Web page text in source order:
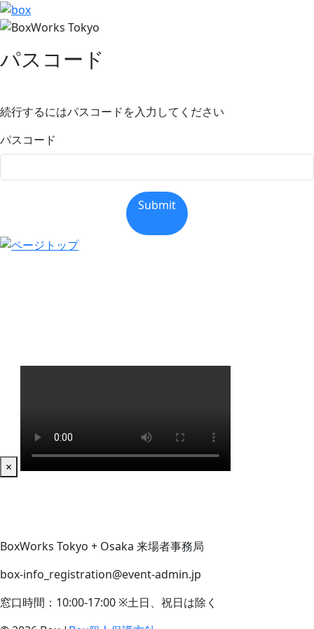
パスコード
続行するにはパスコードを入力してください
パスコード
Submit
BoxWorks Tokyo + Osaka 来場者事務局
box-info_registration@event-admin.jp
窓口時間：10:00-17:00 ※土日、祝日は除く
×